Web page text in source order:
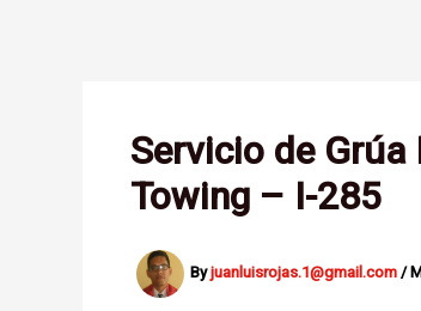
Servicio de
Towing – I-285
Byjuanluisrojas.1@gmail.com/